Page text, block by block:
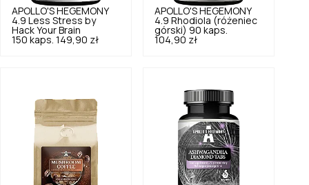
APOLLO'S HEGEMONY
4.9
Less Stress by
Hack Your Brain
150 kaps. 149,90 zł
APOLLO'S HEGEMONY
4.9 Rhodiola (różeniec
górski) 90 kaps.
104,90 zł